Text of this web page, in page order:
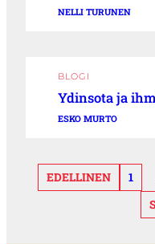
NELLI TURUNEN
BLOGI
Ydinsota ja
ESKO MURTO
EDELLINEN 1